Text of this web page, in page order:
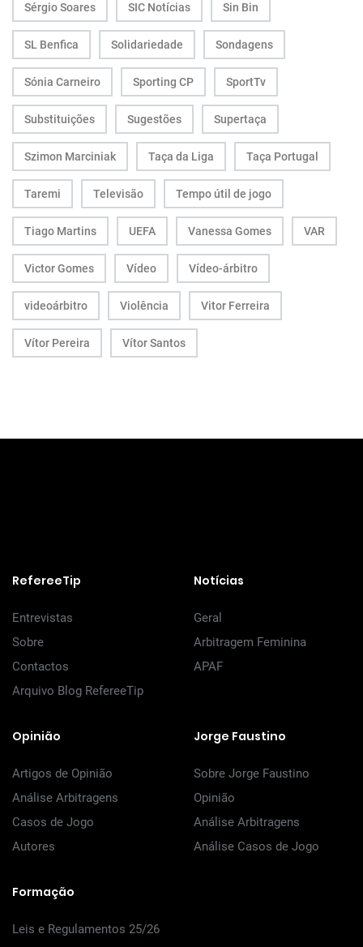
Sérgio Soares SIC Notícias Sin Bin
SL Benfica Solidariedade Sondagens
Sónia Carneiro Sporting CP SportTv
Substituições Sugestões Supertaça
Szimon Marciniak Taça da Liga Taça Portugal
Taremi Televisão Tempo útil de jogo
Tiago Martins UEFA Vanessa Gomes VAR
Victor Gomes Vídeo Vídeo-árbitro
videoárbitro Violência Vitor Ferreira
Vítor Pereira Vítor Santos
RefereeTip
Entrevistas
Sobre
Contactos
Arquivo Blog RefereeTip
Notícias
Geral
Arbitragem Feminina
APAF
Opinião
Artigos de Opinião
Análise Arbitragens
Casos de Jogo
Autores
Jorge Faustino
Sobre Jorge Faustino
Opinião
Análise Arbitragens
Análise Casos de Jogo
Formação
Leis e Regulamentos 25/26